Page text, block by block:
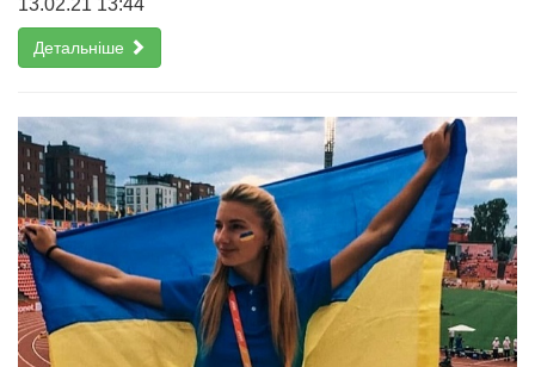
13.02.21 13:44
Детальніше